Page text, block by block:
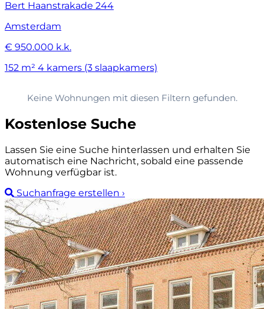
Bert Haanstrakade 244
Amsterdam
€ 950.000 k.k.
152 m² 4 kamers (3 slaapkamers)
Keine Wohnungen mit diesen Filtern gefunden.
Kostenlose Suche
Lassen Sie eine Suche hinterlassen und erhalten Sie
automatisch eine Nachricht, sobald eine passende
Wohnung verfügbar ist.
Suchanfrage erstellen ›